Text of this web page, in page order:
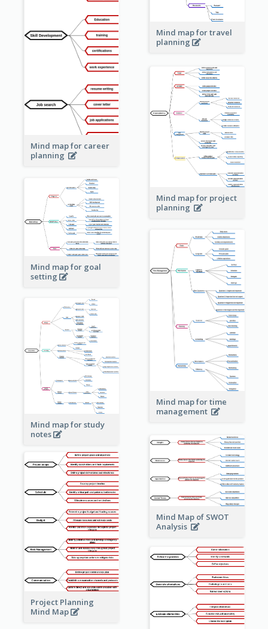
Mind map for travel
planning
Mind map for career
planning
Mind map for project
planning
Mind map for goal
setting
Mind map for time
management
Mind map for study
notes
Mind Map of SWOT
Analysis
Project Planning
Mind Map